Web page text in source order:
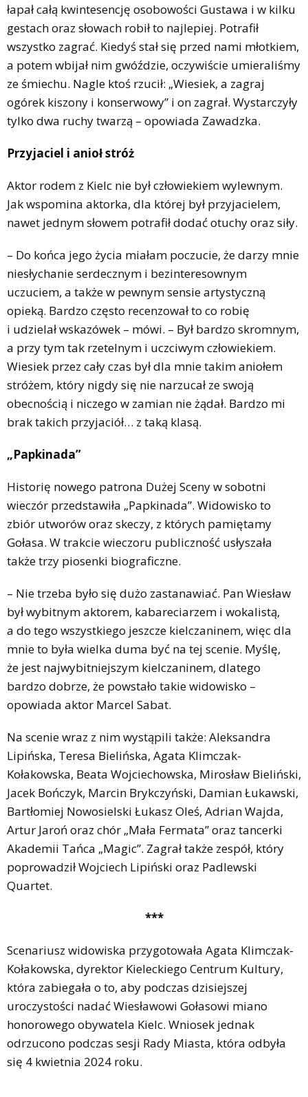
łapał całą kwintesencję osobowości Gustawa i w kilku
gestach oraz słowach robił to najlepiej. Potrafił
wszystko zagrać. Kiedyś stał się przed nami młotkiem,
a potem wbijał nim gwóździe, oczywiście umieraliśmy
ze śmiechu. Nagle ktoś rzucił: „Wiesiek, a zagraj
ogórek kiszony i konserwowy” i on zagrał. Wystarczyły
tylko dwa ruchy twarzą – opowiada Zawadzka.
Przyjaciel i anioł stróż
Aktor rodem z Kielc nie był człowiekiem wylewnym.
Jak wspomina aktorka, dla której był przyjacielem,
nawet jednym słowem potrafił dodać otuchy oraz siły.
– Do końca jego życia miałam poczucie, że darzy mnie
niesłychanie serdecznym i bezinteresownym
uczuciem, a także w pewnym sensie artystyczną
opieką. Bardzo często recenzował to co robię
i udzielał wskazówek – mówi. – Był bardzo skromnym,
a przy tym tak rzetelnym i uczciwym człowiekiem.
Wiesiek przez cały czas był dla mnie takim aniołem
stróżem, który nigdy się nie narzucał ze swoją
obecnością i niczego w zamian nie żądał. Bardzo mi
brak takich przyjaciół… z taką klasą.
„Papkinada”
Historię nowego patrona Dużej Sceny w sobotni
wieczór przedstawiła „Papkinada”. Widowisko to
zbiór utworów oraz skeczy, z których pamiętamy
Gołasa. W trakcie wieczoru publiczność usłyszała
także trzy piosenki biograficzne.
– Nie trzeba było się dużo zastanawiać. Pan Wiesław
był wybitnym aktorem, kabareciarzem i wokalistą,
a do tego wszystkiego jeszcze kielczaninem, więc dla
mnie to była wielka duma być na tej scenie. Myślę,
że jest najwybitniejszym kielczaninem, dlatego
bardzo dobrze, że powstało takie widowisko –
opowiada aktor Marcel Sabat.
Na scenie wraz z nim wystąpili także: Aleksandra
Lipińska, Teresa Bielińska, Agata Klimczak-
Kołakowska, Beata Wojciechowska, Mirosław Bieliński,
Jacek Bończyk, Marcin Brykczyński, Damian Łukawski,
Bartłomiej Nowosielski Łukasz Oleś, Adrian Wajda,
Artur Jaroń oraz chór „Mała Fermata” oraz tancerki
Akademii Tańca „Magic”. Zagrał także zespół, który
poprowadził Wojciech Lipiński oraz Padlewski
Quartet.
***
Scenariusz widowiska przygotowała Agata Klimczak-
Kołakowska, dyrektor Kieleckiego Centrum Kultury,
która zabiegała o to, aby podczas dzisiejszej
uroczystości nadać Wiesławowi Gołasowi miano
honorowego obywatela Kielc. Wniosek jednak
odrzucono podczas sesji Rady Miasta, która odbyła
się 4 kwietnia 2024 roku.